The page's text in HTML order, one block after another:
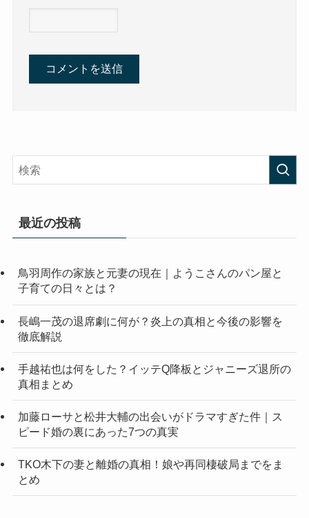
最近の投稿
鳥羽周作の家族と元妻の現在｜ようこさんのパン屋と
子育ての日々とは？
長嶋一茂の退席劇に何が？炎上の真相と今後の影響を
徹底解説
手越祐也は何をした？イッテQ降板とジャニーズ退所の
真相まとめ
加藤ローサと松井大輔の出会いがドラマすぎた件｜ス
ピード婚の裏にあった7つの真実
TKO木下の妻と離婚の真相！娘や再同棲破局までをま
とめ